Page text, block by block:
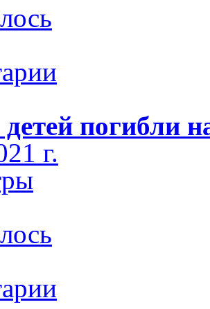
детей погибли
г.